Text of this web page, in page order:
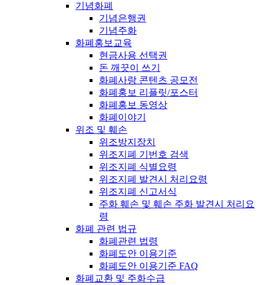
기념화폐
기념은행권
기념주화
화폐홍보교육
현금사용 선택권
돈 깨끗이 쓰기
화폐사랑 콘텐츠 공모전
화폐홍보 리플릿/포스터
화폐홍보 동영상
화폐이야기
위조 및 훼손
위조방지장치
위조지폐 기번호 검색
위조지폐 식별요령
위조지폐 발견시 처리요령
위조지폐 신고서식
주화 훼손 및 훼손 주화 발견시 처리요
령
화폐 관련 법규
화폐관련 법령
화폐도안 이용기준
화폐도안 이용기준 FAQ
화폐교환 및 주화수급